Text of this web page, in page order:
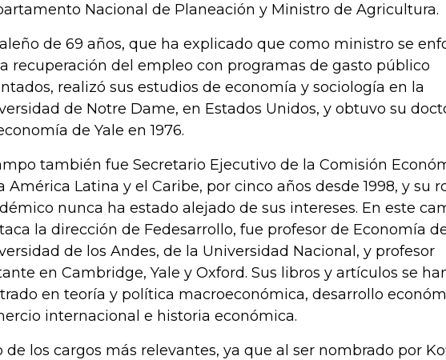
Nacional de Planeación y Ministro de Agricultura.
de 69 años, que ha explicado que como ministro se
recuperación del empleo con programas de gasto público
realizó sus estudios de economía y sociología en la
de Notre Dame, en Estados Unidos, y obtuvo su
de Yale en 1976.
también fue Secretario Ejecutivo de la Comisión
América Latina y el Caribe, por cinco años desde 1998, y su
nunca ha estado alejado de sus intereses. En este
la dirección de Fedesarrollo, fue profesor de Economía
de los Andes, de la Universidad Nacional, y profesor
en Cambridge, Yale y Oxford. Sus libros y artículos se
en teoría y política macroeconómica, desarrollo
internacional e historia económica.
de los cargos más relevantes, ya que al ser nombrado por